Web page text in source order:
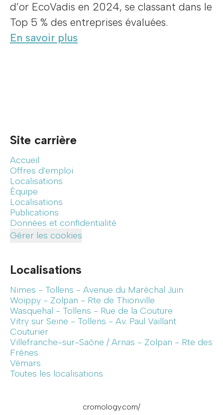
d’or EcoVadis en 2024, se classant dans le
Top 5 % des entreprises évaluées.
En savoir plus
Site carrière
Accueil
Offres d'emploi
Localisations
Équipe
Localisations
Publications
Données et confidentialité
Gérer les cookies
Localisations
Nimes - Tollens - Avenue du Maréchal Juin
Woippy - Zolpan - Rte de Thionville
Wasquehal - Tollens - Rue de la Couture
Vitry sur Seine - Tollens - Av. Paul Vaillant
Couturier
Villefranche-sur-Saône / Arnas - Zolpan - Rte des
Frênes
Vémars
Toutes les localisations
cromology.com/